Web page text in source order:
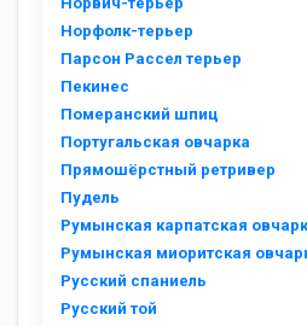
Норфолк-терьер
Парсон Рассел терьер
Пекинес
Померанский шпиц
Португальская овчарка
Прямошёрстный ретривер
Пудель
Румынская карпатская
Румынская миоритская
Русский спаниель
Русский той